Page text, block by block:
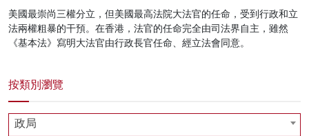
美國最崇尚三權分立，但美國最高法院大法官的任命，受到行政和立
法兩權粗暴的干預。在香港，法官的任命完全由司法界自主，雖然
《基本法》寫明大法官由行政長官任命、經立法會同意。
按類別瀏覽
政局